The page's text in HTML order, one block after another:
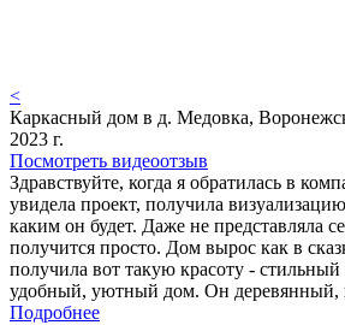
<
Каркасный дом в д. Медовка,
2023 г.
Посмотреть видеоотзыв
Здравствуйте, когда я обратилась в
увидела проект, получила
каким он будет. Даже не представляла
получится просто. Дом вырос как в
получила вот такую красоту - стильный
удобный, уютный дом. Он
Подробнее